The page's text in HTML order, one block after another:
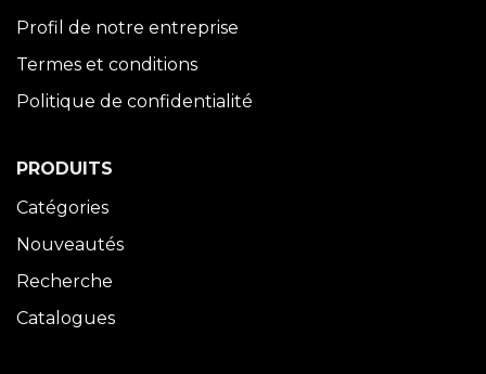
Profil de notre entreprise
Termes et conditions
Politique de confidentialité
PRODUITS
Catégories
Nouveautés
Recherche
Catalogues